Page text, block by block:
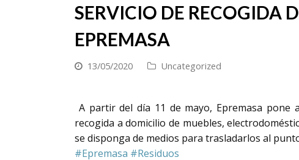
SERVICIO DE RECOGIDA
EPREMASA
13/05/2020 Uncategorized
A partir del día 11 de mayo, Epremasa
recogida a domicilio de muebles,
se disponga de medios para trasladarlos al
#Epremasa #Residuos